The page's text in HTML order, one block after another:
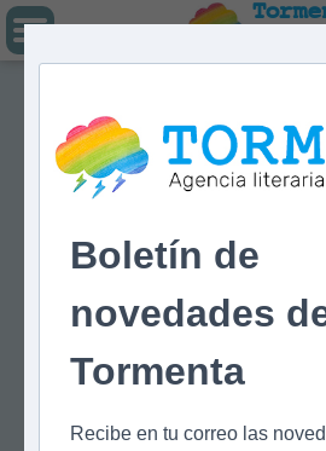
Boletín de
novedades
Tormenta
Recibe en tu correo las